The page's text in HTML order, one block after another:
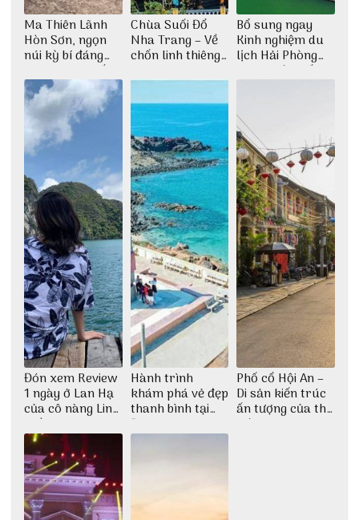
Ma Thiên Lãnh
Hòn Sơn, ngọn
núi kỳ bí đáng
khám phá nhất
Chùa Suối Đổ
Nha Trang – Về
chốn linh thiêng
thiền định
Bổ sung ngay
Kinh nghiệm du
lịch Hải Phòng
2022 mới nhất
Đón xem Review
1 ngày ở Lan Hạ
của cô nàng Linh
Trần
Hành trình
khám phá vẻ đẹp
thanh bình tại
Đảo Phú Quý
Phố cổ Hội An –
Di sản kiến trúc
ấn tượng của thế
giới